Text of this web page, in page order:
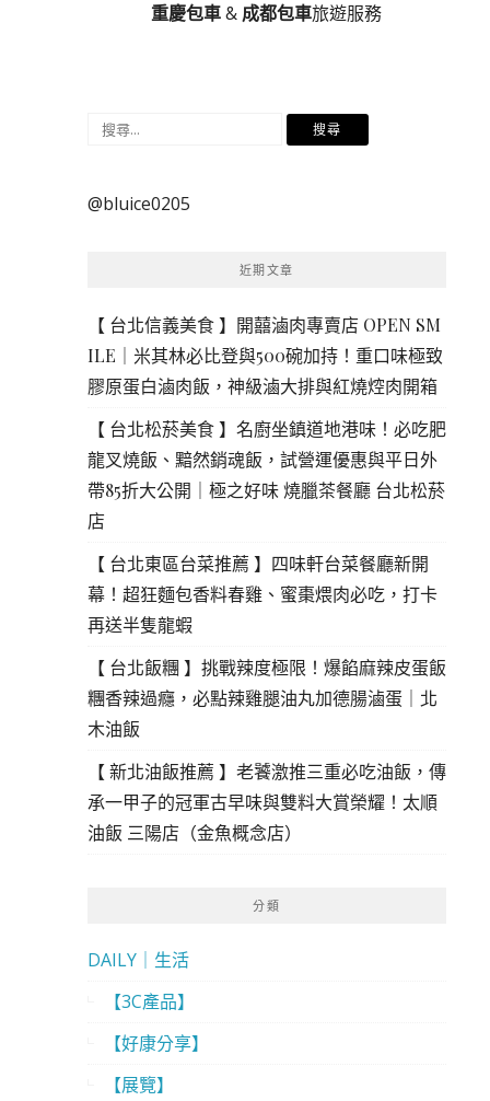
重慶包車& 成都包車旅遊服務
搜
鍵
@bluice0205
近期文章
【 台北信義美食 】開囍滷肉專賣店 OPEN SM
ILE｜米其林必比登與500碗加持！重口味極致
膠原蛋白滷肉飯，神級滷大排與紅燒焢肉開箱
【 台北松菸美食 】名廚坐鎮道地港味！必吃肥
龍叉燒飯、黯然銷魂飯，試營運優惠與平日外
帶85折大公開｜極之好味 燒臘茶餐廳 台北松菸
店
【 台北東區台菜推薦 】四味軒台菜餐廳新開
幕！超狂麵包香料春雞、蜜棗煨肉必吃，打卡
再送半隻龍蝦
【 台北飯糰 】挑戰辣度極限！爆餡麻辣皮蛋飯
糰香辣過癮，必點辣雞腿油丸加德腸滷蛋｜北
木油飯
【 新北油飯推薦 】老饕激推三重必吃油飯，傳
承一甲子的冠軍古早味與雙料大賞榮耀！太順
油飯 三陽店（金魚概念店）
分類
DAILY｜生活
【3C產品】
【好康分享】
【展覽】